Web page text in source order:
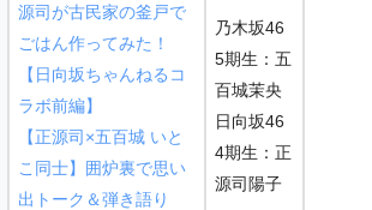
源司が古民家の釜戸で
ごはん作ってみた！
【日向坂ちゃんねるコ
ラボ前編】
【正源司×五百城 いと
こ同士】囲炉裏で思い
出トーク＆弾き語り
乃木坂46
5期生：五
百城茉央
日向坂46
4期生：正
源司陽子